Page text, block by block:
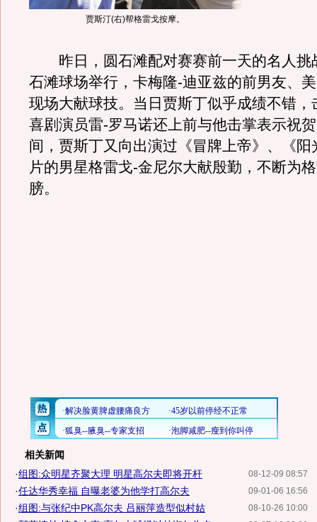
贾斯汀(右)帮格雷戈按摩。
昨日，圆石滩配对赛赛前一天的名人挑
石滩球场举行，卡梅隆-迪亚兹的前男友、
现场大献球技。当日贾斯丁似乎成绩不错，
喜剧演员雷-罗马诺还上前与他击掌表示祝
间，贾斯丁又向出演过《冒牌上帝》、《阳
片的男星格雷戈-金尼尔大献殷勤，不断为
膀。
相关新闻
08-12-09 08:57
·组图:众明星齐聚大理 明星高尔夫即将开杆
09-01-06 16:56
·任达华秀幸福 自曝老婆为他学打高尔夫
08-10-26 10:00
·组图:与张纪中PK高尔夫 吕丽萍造型似村姑